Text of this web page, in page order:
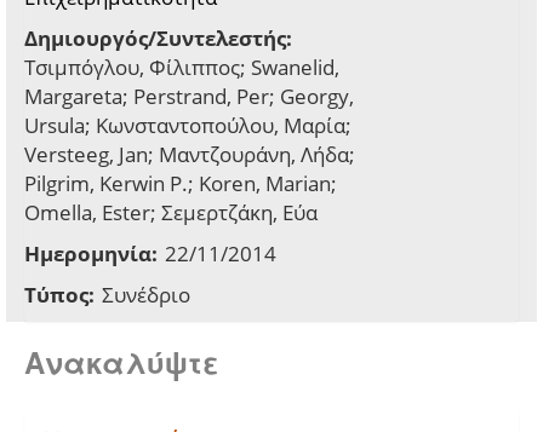
Δημιουργός/Συντελεστής:
Τσιμπόγλου, Φίλιππος; Swanelid,
Margareta; Perstrand, Per; Georgy,
Ursula; Κωνσταντοπούλου, Μαρία;
Versteeg, Jan; Μαντζουράνη, Λήδα;
Pilgrim, Kerwin P.; Koren, Marian;
Omella, Ester; Σεμερτζάκη, Εύα
Ημερομηνία: 22/11/2014
Τύπος: Συνέδριο
Ανακαλύψτε